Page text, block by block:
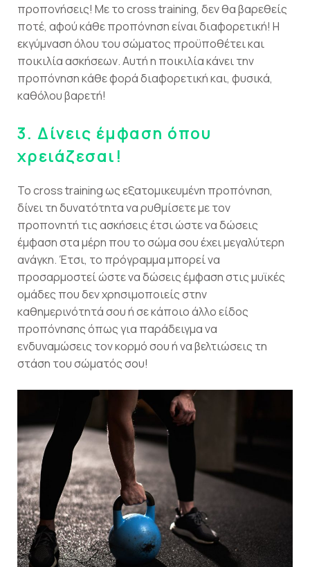
προπονήσεις! Με το cross training, δεν θα βαρεθείς
ποτέ, αφού κάθε προπόνηση είναι διαφορετική! Η
εκγύμναση όλου του σώματος προϋποθέτει και
ποικιλία ασκήσεων. Αυτή η ποικιλία κάνει την
προπόνηση κάθε φορά διαφορετική και, φυσικά,
καθόλου βαρετή!
3.Δίνεις έμφαση όπου
χρειάζεσαι!
Το cross training ως εξατομικευμένη προπόνηση,
δίνει τη δυνατότητα να ρυθμίσετε με τον
προπονητή τις ασκήσεις έτσι ώστε να δώσεις
έμφαση στα μέρη που το σώμα σου έχει μεγαλύτερη
ανάγκη. Έτσι, το πρόγραμμα μπορεί να
προσαρμοστεί ώστε να δώσεις έμφαση στις μυϊκές
ομάδες που δεν χρησιμοποιείς στην
καθημερινότητά σου ή σε κάποιο άλλο είδος
προπόνησης όπως για παράδειγμα να
ενδυναμώσεις τον κορμό σου ή να βελτιώσεις τη
στάση του σώματός σου!